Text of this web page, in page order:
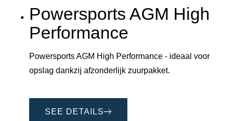
Powersports AGM High
Performance
Powersports AGM High Performance - ideaal voor
opslag dankzij afzonderlijk zuurpakket.
SEE DETAILS